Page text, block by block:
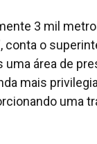
3 mil
conta o
uma área de
mais
uma